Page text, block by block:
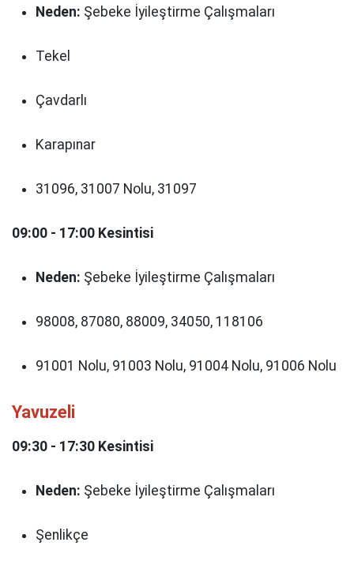
Neden: Şebeke İyileştirme Çalışmaları
Tekel
Çavdarlı
Karapınar
31096, 31007 Nolu, 31097
09:00 - 17:00 Kesintisi
Neden: Şebeke İyileştirme Çalışmaları
98008, 87080, 88009, 34050, 118106
91001 Nolu, 91003 Nolu, 91004 Nolu, 91006 Nolu
Yavuzeli
09:30 - 17:30 Kesintisi
Neden: Şebeke İyileştirme Çalışmaları
Şenlikçe